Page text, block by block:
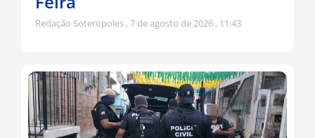
Redação Soteropoles 7 de agosto de 2026 11:43